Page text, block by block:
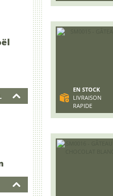
EN STOCK
LIVRAISON
RAPIDE